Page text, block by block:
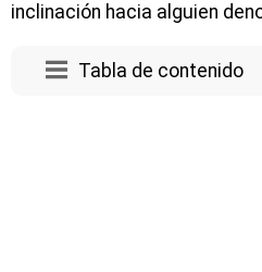
inclinación hacia alguien
Tabla de contenido